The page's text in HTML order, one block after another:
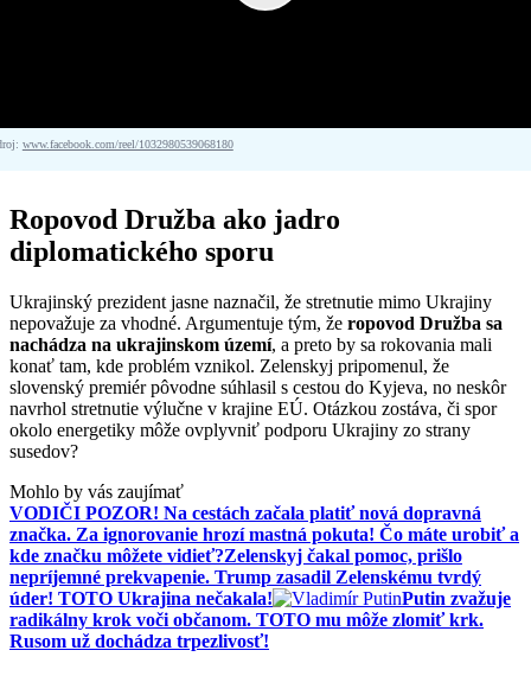
www.facebook.com/reel/1032980539068180
Ropovod Družba ako jadro
diplomatického sporu
Ukrajinský prezident jasne naznačil, že stretnutie mimo Ukrajiny
nepovažuje za vhodné. Argumentuje tým, že ropovod Družba sa
nachádza na ukrajinskom území, a preto by sa rokovania mali
konať tam, kde problém vznikol. Zelenskyj pripomenul, že
slovenský premiér pôvodne súhlasil s cestou do Kyjeva, no neskôr
navrhol stretnutie výlučne v krajine EÚ. Otázkou zostáva, či spor
okolo energetiky môže ovplyvniť podporu Ukrajiny zo strany
susedov?
Mohlo by vás zaujímať
VODIČI POZOR! Na cestách začala platiť nová dopravná
značka. Za ignorovanie hrozí mastná pokuta! Čo máte urobiť a
kde značku môžete vidieť?Zelenskyj čakal pomoc, prišlo
nepríjemné prekvapenie. Trump zasadil Zelenskému tvrdý
úder! TOTO Ukrajina nečakala!
Putin zvažuje
radikálny krok voči občanom. TOTO mu môže zlomiť krk.
Rusom už dochádza trpezlivosť!